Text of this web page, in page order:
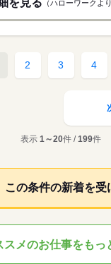
を見る （ハローワークよ
2 3 4
表示 1～20件 /199件
この条件の新着を受
スメのお仕事をもっ